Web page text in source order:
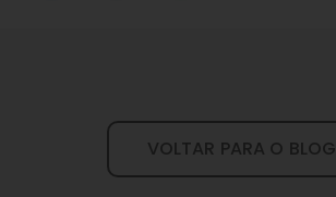
VOLTAR PARA O BLOG